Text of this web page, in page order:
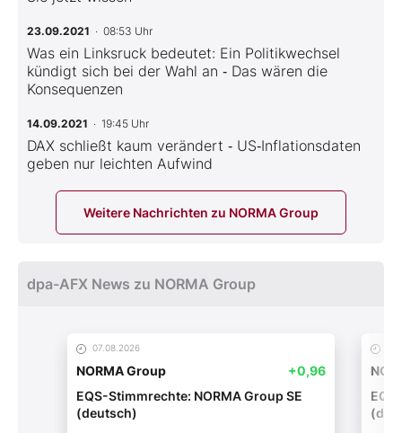
23.09.2021 · 08:53 Uhr
Was ein Linksruck bedeutet: Ein Politikwechsel
kündigt sich bei der Wahl an ‑ Das wären die
Konsequenzen
14.09.2021 · 19:45 Uhr
DAX schließt kaum verändert ‑ US‑Inflationsdaten
geben nur leichten Aufwind
Weitere Nachrichten zu NORMA Group
dpa-AFX News zu NORMA Group
07.08.2026
NORMA Group
+0,96
EQS-Stimmrechte: NORMA Group SE
(deutsch)